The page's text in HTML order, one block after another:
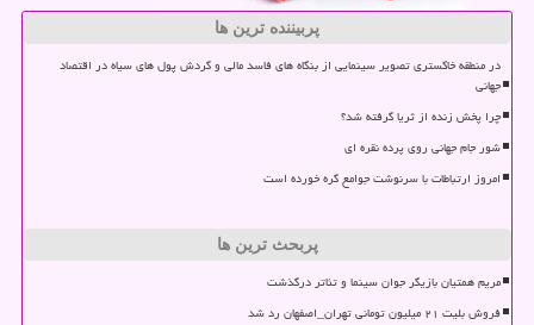
پربیننده ترین ها
در منطقه خاکستری تصویر سینمایی از بنگاه های فاسد مالی و گردش پول های سیاه در اقتصاد
جهانی
چرا پخش زنده از ثریا گرفته شد؟
شور جام جهانی روی پرده نقره ای
امروز ارتباطات با سرنوشت جوامع گره خورده است
پربحث ترین ها
مریم همتیان بازیگر جوان سینما و تئاتر درگذشت
فروش بلیت ۲۱ میلیون تومانی تهران_اصفهان رد شد